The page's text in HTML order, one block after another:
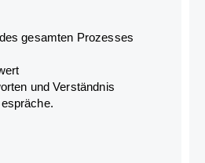
gesamten Prozesses
und Verständnis